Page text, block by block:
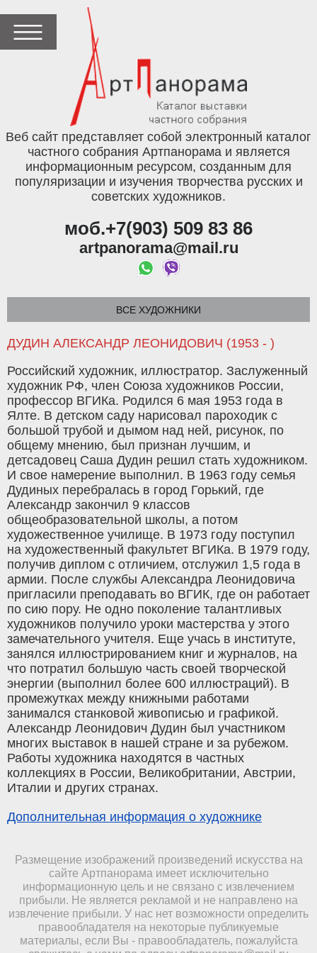
Веб сайт представляет собой электронный каталог
частного собрания Артпанорама и является
информационным ресурсом, созданным для
популяризации и изучения творчества русских и
советских художников.
моб.+7(903) 509 83 86
artpanorama@mail.ru
ВСЕ ХУДОЖНИКИ
ДУДИН АЛЕКСАНДР ЛЕОНИДОВИЧ (1953 - )
Российский художник, иллюстратор. Заслуженный
художник РФ, член Союза художников России,
профессор ВГИКа. Родился 6 мая 1953 года в
Ялте. В детском саду нарисовал пароходик с
большой трубой и дымом над ней, рисунок, по
общему мнению, был признан лучшим, и
детсадовец Саша Дудин решил стать художником.
И свое намерение выполнил. В 1963 году семья
Дудиных перебралась в город Горький, где
Александр закончил 9 классов
общеобразовательной школы, а потом
художественное училище. В 1973 году поступил
на художественный факультет ВГИКа. В 1979 году,
получив диплом с отличием, отслужил 1,5 года в
армии. После службы Александра Леонидовича
пригласили преподавать во ВГИК, где он работает
по сию пору. Не одно поколение талантливых
художников получило уроки мастерства у этого
замечательного учителя. Еще учась в институте,
занялся иллюстрированием книг и журналов, на
что потратил большую часть своей творческой
энергии (выполнил более 600 иллюстраций). В
промежутках между книжными работами
занимался станковой живописью и графикой.
Александр Леонидович Дудин был участником
многих выставок в нашей стране и за рубежом.
Работы художника находятся в частных
коллекциях в России, Великобритании, Австрии,
Италии и других странах.
Дополнительная информация о художнике
Размещение изображений произведений искусства на
сайте Артпанорама имеет исключительно
информационную цель и не связано с извлечением
прибыли. Не является рекламой и не направлено на
извлечение прибыли. У нас нет возможности определить
правообладателя на некоторые публикуемые
материалы, если Вы - правообладатель, пожалуйста